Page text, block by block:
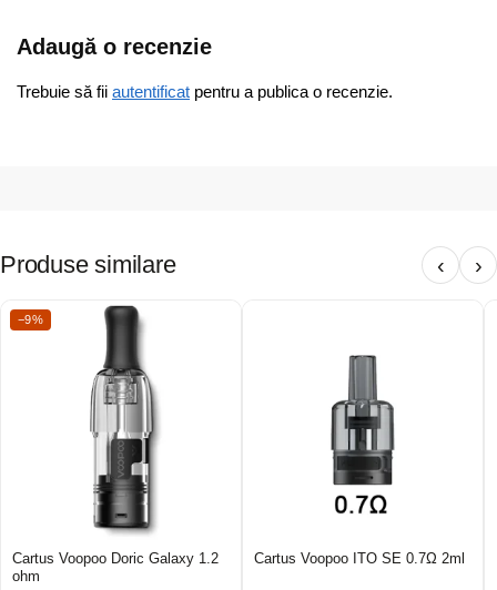
Adaugă o recenzie
Trebuie să fii autentificat pentru a publica o recenzie.
Produse similare ‹ ›
−9%
Cartus Voopoo Doric Galaxy 1.2
ohm
Cartus Voopoo ITO SE 0.7Ω 2ml